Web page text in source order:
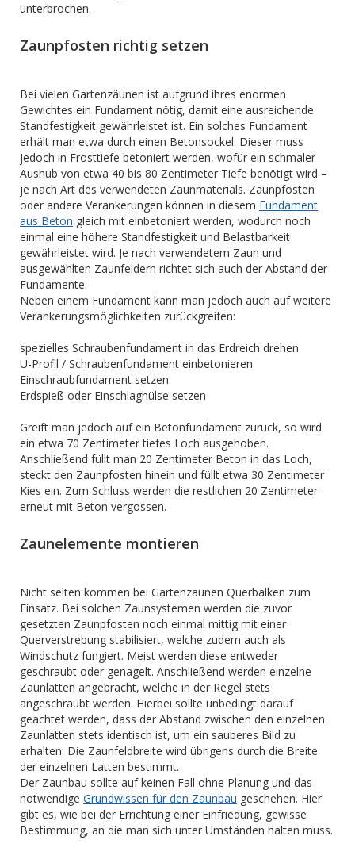
unterbrochen.
Zaunpfosten richtig setzen
Bei vielen Gartenzäunen ist aufgrund ihres enormen
Gewichtes ein Fundament nötig, damit eine ausreichende
Standfestigkeit gewährleistet ist. Ein solches Fundament
erhält man etwa durch einen Betonsockel. Dieser muss
jedoch in Frosttiefe betoniert werden, wofür ein schmaler
Aushub von etwa 40 bis 80 Zentimeter Tiefe benötigt wird –
je nach Art des verwendeten Zaunmaterials. Zaunpfosten
oder andere Verankerungen können in diesem Fundament
aus Beton gleich mit einbetoniert werden, wodurch noch
einmal eine höhere Standfestigkeit und Belastbarkeit
gewährleistet wird. Je nach verwendetem Zaun und
ausgewählten Zaunfeldern richtet sich auch der Abstand der
Fundamente.
Neben einem Fundament kann man jedoch auch auf weitere
Verankerungsmöglichkeiten zurückgreifen:
spezielles Schraubenfundament in das Erdreich drehen
U-Profil / Schraubenfundament einbetonieren
Einschraubfundament setzen
Erdspieß oder Einschlaghülse setzen
Greift man jedoch auf ein Betonfundament zurück, so wird
ein etwa 70 Zentimeter tiefes Loch ausgehoben.
Anschließend füllt man 20 Zentimeter Beton in das Loch,
steckt den Zaunpfosten hinein und füllt etwa 30 Zentimeter
Kies ein. Zum Schluss werden die restlichen 20 Zentimeter
erneut mit Beton vergossen.
Zaunelemente montieren
Nicht selten kommen bei Gartenzäunen Querbalken zum
Einsatz. Bei solchen Zaunsystemen werden die zuvor
gesetzten Zaunpfosten noch einmal mittig mit einer
Querverstrebung stabilisiert, welche zudem auch als
Windschutz fungiert. Meist werden diese entweder
geschraubt oder genagelt. Anschließend werden einzelne
Zaunlatten angebracht, welche in der Regel stets
angeschraubt werden. Hierbei sollte unbedingt darauf
geachtet werden, dass der Abstand zwischen den einzelnen
Zaunlatten stets identisch ist, um ein sauberes Bild zu
erhalten. Die Zaunfeldbreite wird übrigens durch die Breite
der einzelnen Latten bestimmt.
Der Zaunbau sollte auf keinen Fall ohne Planung und das
notwendige Grundwissen für den Zaunbau geschehen. Hier
gibt es, wie bei der Errichtung einer Einfriedung, gewisse
Bestimmung, an die man sich unter Umständen halten muss.